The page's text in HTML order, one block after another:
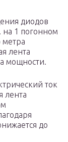
диодов
на 1 погонном
метра
лента
мощности.
ток
лента
до